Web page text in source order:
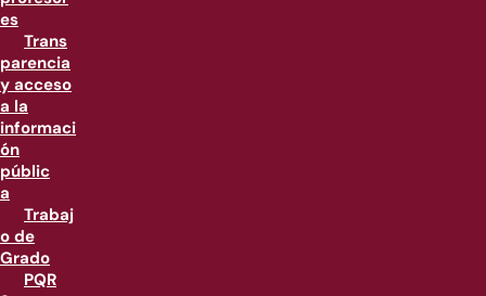
es
Trans
parencia
y acceso
a la
informaci
ón
públic
a
Trabaj
o de
Grado
PQR